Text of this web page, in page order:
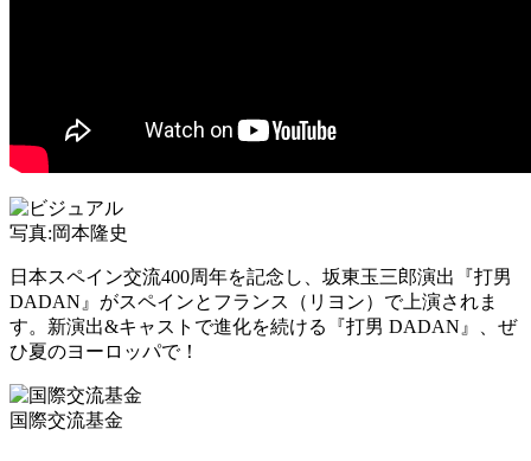
写真:岡本隆史
日本スペイン交流400周年を記念し、坂東玉三郎演出『打男
DADAN』がスペインとフランス（リヨン）で上演されま
す。新演出&キャストで進化を続ける『打男 DADAN』、ぜ
ひ夏のヨーロッパで！
国際交流基金